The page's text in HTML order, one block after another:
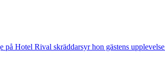
Hotel Rival skräddarsyr hon gästens